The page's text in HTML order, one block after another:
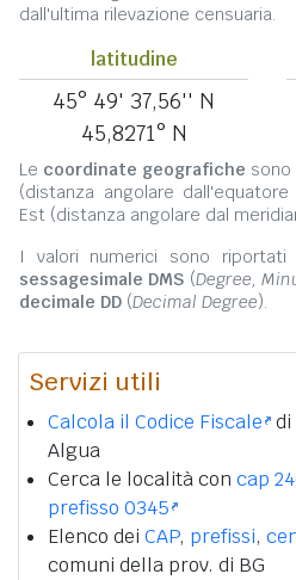
dall'ultima rilevazione censuaria.
latitudine
45° 49' 37,56'' N
45,8271° N
Le coordinate geografiche sono
(distanza angolare
Est (distanza angolare dal
I valori numerici sono riportati
sessagesimale DMS (Degree,
decimale DD (Decimal Degree).
Servizi utili
Calcola il Codice Fiscale di
Algua
Cerca le località con cap
prefisso 0345
Elenco dei CAP, prefissi,
comuni della prov. di BG